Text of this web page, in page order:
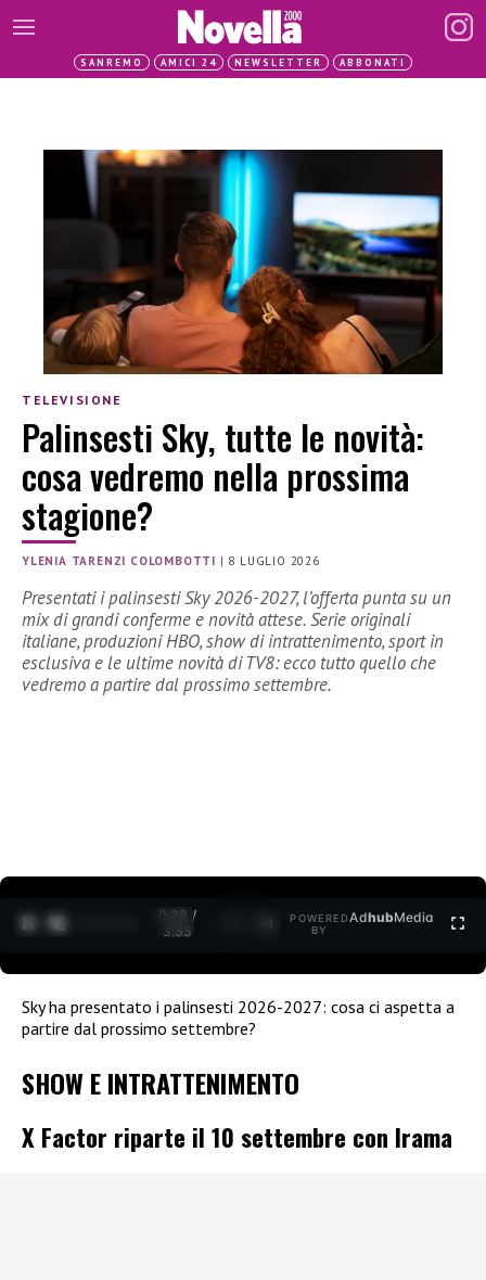
SANREMO AMICI 24 NEWSLETTER ABBONATI
TELEVISIONE
Palinsesti Sky, tutte le novità:
cosa vedremo nella prossima
stagione?
YLENIA TARENZI COLOMBOTTI | 8 LUGLIO 2026
Presentati i palinsesti Sky 2026-2027, l’offerta punta su un
mix di grandi conferme e novità attese. Serie originali
italiane, produzioni HBO, show di intrattenimento, sport in
esclusiva e le ultime novità di TV8: ecco tutto quello che
vedremo a partire dal prossimo settembre.
0:29 /
3:35
POWERED
BY
AdhubMedia
Sky ha presentato i palinsesti 2026-2027: cosa ci aspetta a
partire dal prossimo settembre?
SHOW E INTRATTENIMENTO
X Factor riparte il 10 settembre con Irama